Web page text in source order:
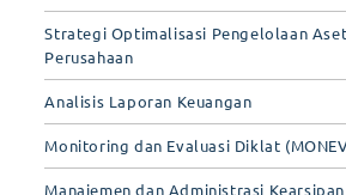
Strategi Optimalisasi Pengelolaan
Perusahaan
Analisis Laporan Keuangan
Monitoring dan Evaluasi Diklat
Manajemen dan Administrasi